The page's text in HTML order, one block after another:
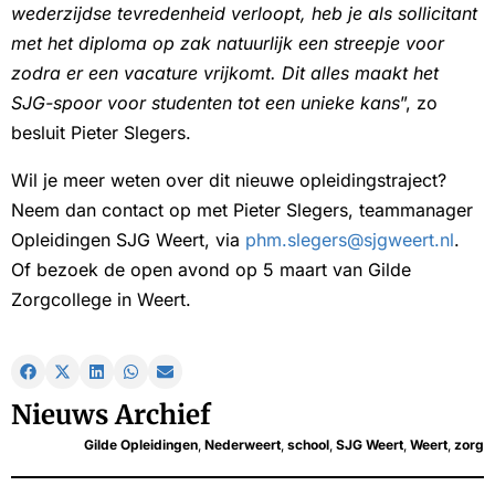
wederzijdse tevredenheid verloopt, heb je als sollicitant
met het diploma op zak natuurlijk een streepje voor
zodra er een vacature vrijkomt. Dit alles maakt het
SJG-spoor voor studenten tot een unieke kans”, zo
besluit Pieter Slegers.
Wil je meer weten over dit nieuwe opleidingstraject?
Neem dan contact op met Pieter Slegers, teammanager
Opleidingen SJG Weert, via phm.slegers@sjgweert.nl.
Of bezoek de open avond op 5 maart van Gilde
Zorgcollege in Weert.
Nieuws Archief
Gilde Opleidingen Nederweert school SJG Weert Weert zorg